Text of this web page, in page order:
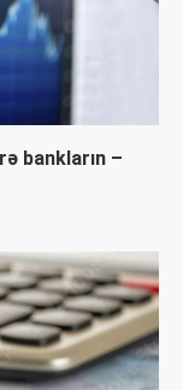
bankların –